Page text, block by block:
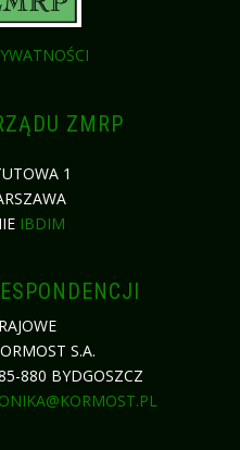
ZMRP
1
IBDIM
S.A.
880 BYDGOSZCZ